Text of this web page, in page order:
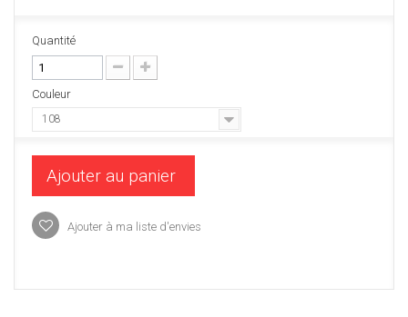
Quantité
Couleur
108
Ajouter au panier
Ajouter à ma liste d'envies